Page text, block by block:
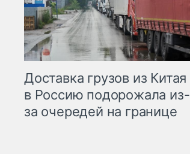
Доставка грузов из Китая
в Россию подорожала из-
за очередей на границе